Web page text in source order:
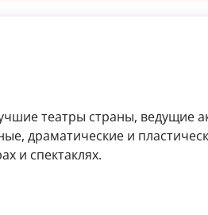
театры страны, ведущие
драматические и
и спектаклях.